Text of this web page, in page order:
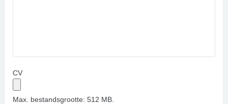
CV
Max. bestandsgrootte: 512 MB.